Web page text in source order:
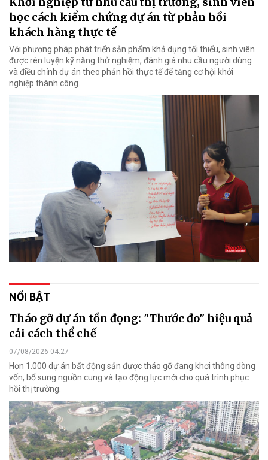
học cách kiểm chứng dự án từ phản hồi
khách hàng thực tế
Với phương pháp phát triển sản phẩm khả dụng tối thiểu, sinh viên
được rèn luyện kỹ năng thử nghiệm, đánh giá nhu cầu người dùng
và điều chỉnh dự án theo phản hồi thực tế để tăng cơ hội khởi
nghiệp thành công.
NỔI BẬT
Tháo gỡ dự án tồn đọng: "Thước đo" hiệu quả
cải cách thể chế
07/08/2026 04:27
Hơn 1.000 dự án bất động sản được tháo gỡ đang khơi thông dòng
vốn, bổ sung nguồn cung và tạo động lực mới cho quá trình phục
hồi thị trường.